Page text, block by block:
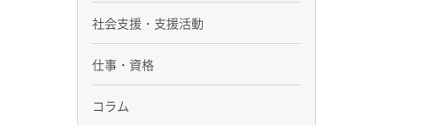
社会支援・支援活動
仕事・資格
コラム